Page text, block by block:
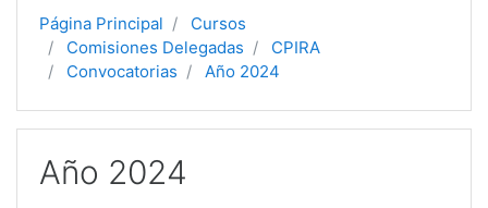
Página Principal
Cursos
Comisiones Delegadas
CPIRA
Convocatorias
Año 2024
Año 2024